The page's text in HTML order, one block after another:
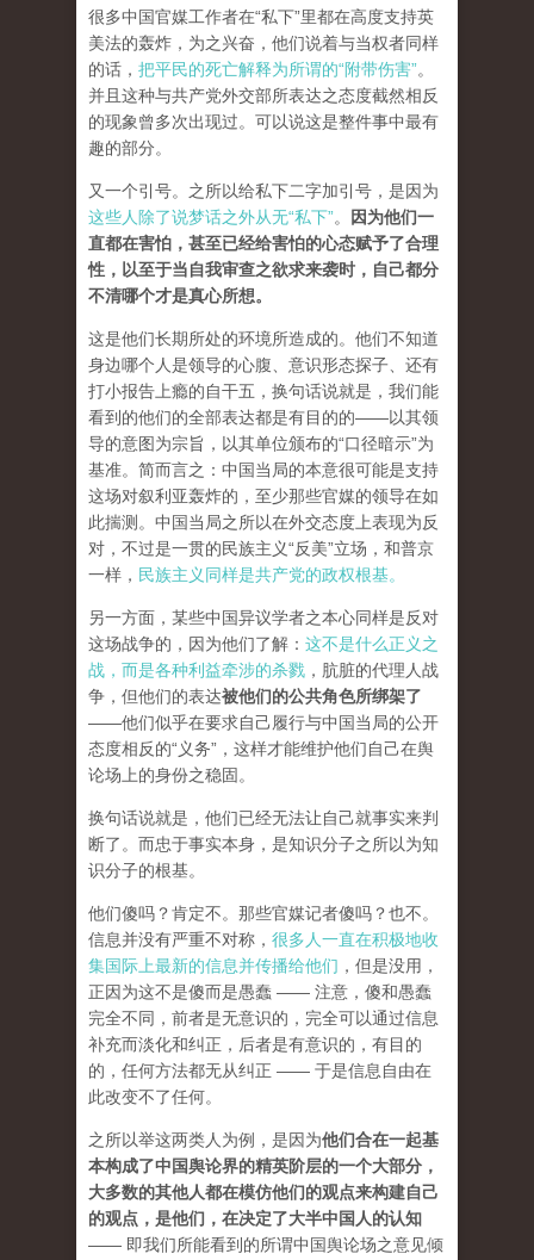
很多中国官媒工作者在“私下”里都在高度支持英
美法的轰炸，为之兴奋，他们说着与当权者同样
的话， 把平民的死亡解释为所谓的“附带伤害”。
并且这种与共产党外交部所表达之态度截然相反
的现象曾多次出现过。可以说这是整件事中最有
趣的部分。
又一个引号。之所以给私下二字加引号，是因为
这些人除了说梦话之外从无“私下”。
因为他们一
直都在害怕，甚至已经给害怕的心态赋予了合理
性，以至于当自我审查之欲求来袭时，自己都分
不清哪个才是真心所想。
这是他们长期所处的环境所造成的。他们不知道
身边哪个人是领导的心腹、意识形态探子、还有
打小报告上瘾的自干五，换句话说就是，我们能
看到的他们的全部表达都是有目的的——以其领
导的意图为宗旨，以其单位颁布的“口径暗示”为
基准。简而言之：中国当局的本意很可能是支持
这场对叙利亚轰炸的，至少那些官媒的领导在如
此揣测。中国当局之所以在外交态度上表现为反
对，不过是一贯的民族主义“反美”立场，和普京
一样， 民族主义同样是共产党的政权根基。
另一方面，某些中国异议学者之本心同样是反对
这场战争的，因为他们了解： 这不是什么正义之
战，而是各种利益牵涉的杀戮 ，肮脏的代理人战
争，但他们的表达被他们的公共角色所绑架了
——他们似乎在要求自己履行与中国当局的公开
态度相反的“义务”，这样才能维护他们自己在舆
论场上的身份之稳固。
换句话说就是，他们已经无法让自己就事实来判
断了。而忠于事实本身，是知识分子之所以为知
识分子的根基。
他们傻吗？肯定不。那些官媒记者傻吗？也不。
信息并没有严重不对称， 很多人一直在积极地收
集国际上最新的信息并传播给他们 ，但是没用，
正因为这不是傻而是愚蠢 —— 注意，傻和愚蠢
完全不同，前者是无意识的，完全可以通过信息
补充而淡化和纠正，后者是有意识的，有目的
的，任何方法都无从纠正 —— 于是信息自由在
此改变不了任何。
之所以举这两类人为例，是因为他们合在一起基
本构成了中国舆论界的精英阶层的一个大部分，
大多数的其他人都在模仿他们的观点来构建自己
的观点，是他们，在决定了大半中国人的认知
—— 即我们所能看到的所谓中国舆论场之意见倾